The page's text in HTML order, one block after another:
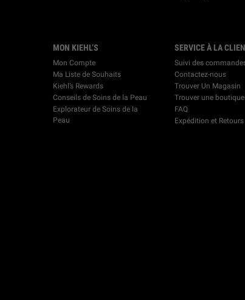
MON KIEHL’S
Mon Compte
Ma Liste de Souhaits
Kiehl’s Rewards
Conseils de Soins de la Peau
Explorateur de Soins de la
Peau
SERVICE À LA
Suivi des
Contactez-nous
Trouver Un Magasin
Trouver une
FAQ
Expédition et Retours